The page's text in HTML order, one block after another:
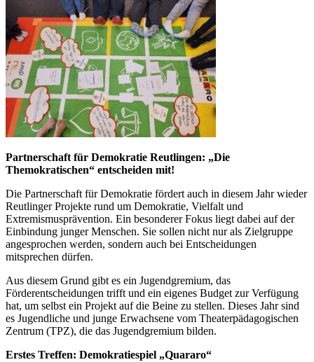
Partnerschaft für Demokratie Reutlingen: „Die
Themokratischen“ entscheiden mit!
Die Partnerschaft für Demokratie fördert auch in diesem Jahr wieder
Reutlinger Projekte rund um Demokratie, Vielfalt und
Extremismusprävention. Ein besonderer Fokus liegt dabei auf der
Einbindung junger Menschen. Sie sollen nicht nur als Zielgruppe
angesprochen werden, sondern auch bei Entscheidungen
mitsprechen dürfen.
Aus diesem Grund gibt es ein Jugendgremium, das
Förderentscheidungen trifft und ein eigenes Budget zur Verfügung
hat, um selbst ein Projekt auf die Beine zu stellen. Dieses Jahr sind
es Jugendliche und junge Erwachsene vom Theaterpädagogischen
Zentrum (TPZ), die das Jugendgremium bilden.
Erstes Treffen: Demokratiespiel „Quararo“